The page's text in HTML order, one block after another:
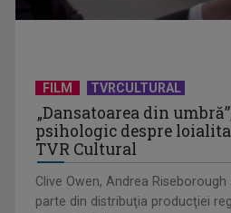
acum în inimile ...
FILM TVRCULTURAL
„Dansatoarea din
psihologic despre
TVR Cultural
Clive Owen, Andrea
parte din distribuţia producţiei